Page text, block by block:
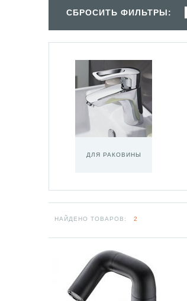
СБРОСИТЬ ФИЛЬТРЫ:
ДЛЯ РАКОВИНЫ
НАЙДЕНО ТОВАРОВ: 2